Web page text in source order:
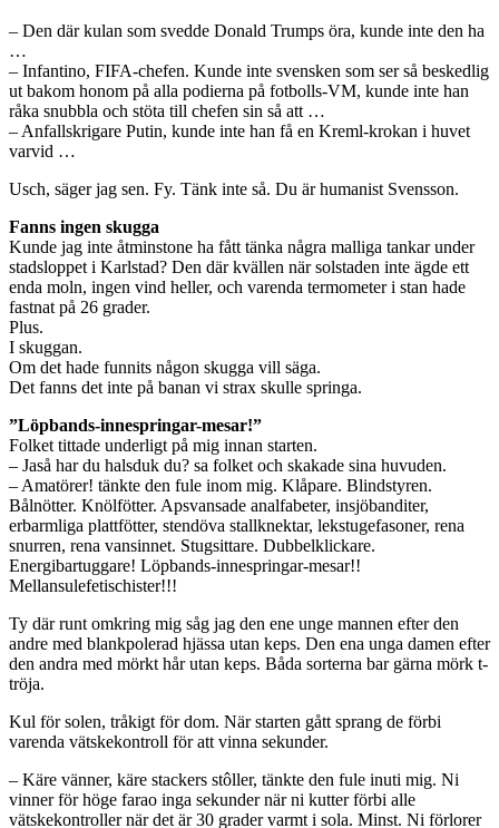
– Den där kulan som svedde Donald Trumps öra, kunde inte den ha
…
– Infantino, FIFA-chefen. Kunde inte svensken som ser så beskedlig
ut bakom honom på alla podierna på fotbolls-VM, kunde inte han
råka snubbla och stöta till chefen sin så att …
– Anfallskrigare Putin, kunde inte han få en Kreml-krokan i huvet
varvid …
Usch, säger jag sen. Fy. Tänk inte så. Du är humanist Svensson.
Fanns ingen skugga
Kunde jag inte åtminstone ha fått tänka några malliga tankar under
stadsloppet i Karlstad? Den där kvällen när solstaden inte ägde ett
enda moln, ingen vind heller, och varenda termometer i stan hade
fastnat på 26 grader.
Plus.
I skuggan.
Om det hade funnits någon skugga vill säga.
Det fanns det inte på banan vi strax skulle springa.
”Löpbands-innespringar-mesar!”
Folket tittade underligt på mig innan starten.
– Jaså har du halsduk du? sa folket och skakade sina huvuden.
– Amatörer! tänkte den fule inom mig. Klåpare. Blindstyren.
Bålnötter. Knölfötter. Apsvansade analfabeter, insjöbanditer,
erbarmliga plattfötter, stendöva stallknektar, lekstugefasoner, rena
snurren, rena vansinnet. Stugsittare. Dubbelklickare.
Energibartuggare! Löpbands-innespringar-mesar!!
Mellansulefetischister!!!
Ty där runt omkring mig såg jag den ene unge mannen efter den
andre med blankpolerad hjässa utan keps. Den ena unga damen efter
den andra med mörkt hår utan keps. Båda sorterna bar gärna mörk t-
tröja.
Kul för solen, tråkigt för dom. När starten gått sprang de förbi
varenda vätskekontroll för att vinna sekunder.
– Käre vänner, käre stackers stôller, tänkte den fule inuti mig. Ni
vinner för höge farao inga sekunder när ni kutter förbi alle
vätskekontroller när det är 30 grader varmt i sola. Minst. Ni förlorer